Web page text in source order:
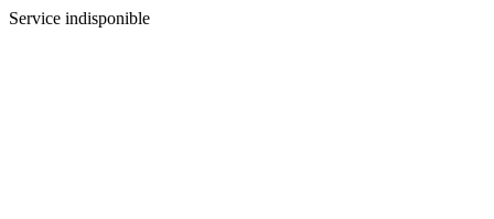
Service indisponible